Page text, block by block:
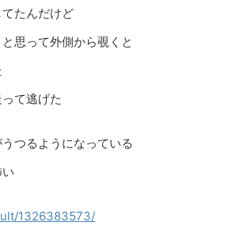
たんだけど
思って外側から覗くと
て逃げた
つるようになっている
1326383573/